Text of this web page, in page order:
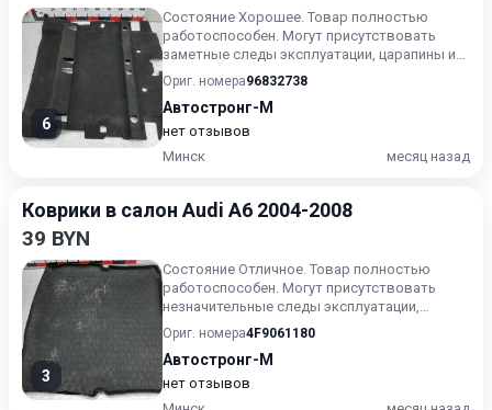
6
Состояние Хорошее. Товар полностью
работоспособен. Могут присутствовать
заметные следы эксплуатации, царапины и/
или износ. Товар может испол...
Ориг. номера96832738
Автостронг-М
нет отзывов
Минск
месяц назад
Коврики в салон Audi A6 2004-2008
39 BYN
3
Состояние Отличное. Товар полностью
работоспособен. Могут присутствовать
незначительные следы эксплуатации,
царапины на лакокрасочном покрыт...
Ориг. номера4F9061180
Автостронг-М
нет отзывов